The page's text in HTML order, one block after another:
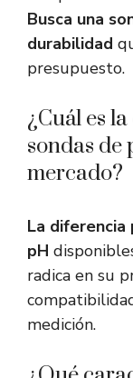
Busca una
durabilidad
presupuesto.
¿Cuál es
sondas de
mercado?
La
pH
radica en su
medición.